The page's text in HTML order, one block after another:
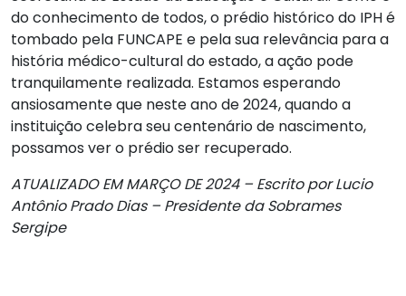
do conhecimento de todos, o prédio histórico do IPH é
tombado pela FUNCAPE e pela sua relevância para a
história médico-cultural do estado, a ação pode
tranquilamente realizada. Estamos esperando
ansiosamente que neste ano de 2024, quando a
instituição celebra seu centenário de nascimento,
possamos ver o prédio ser recuperado.
ATUALIZADO EM MARÇO DE 2024 – Escrito por Lucio
Antônio Prado Dias – Presidente da Sobrames
Sergipe